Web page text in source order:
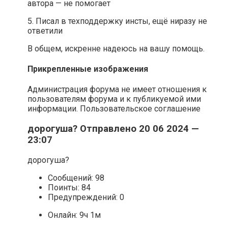
автора — не помогает
5. Писал в техподдержку инсты, ещё ниразу не
ответили
В общем, искренне надеюсь на вашу помощь.
Прикрепленные изображения
Администрация форума не имеет отношения к
пользователям форума и к публикуемой ими
информации. Пользовательское соглашение
дорогуша? Отправлено 20 06 2024 —
23:07
дорогуша?
Cообщений: 98
Поинты: 84
Предупреждений: 0
Онлайн: 9ч 1м